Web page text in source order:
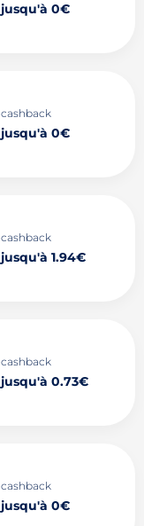
jusqu'à 0€
cashback
jusqu'à 0€
cashback
jusqu'à 1.94€
cashback
jusqu'à 0.73€
cashback
jusqu'à 0€